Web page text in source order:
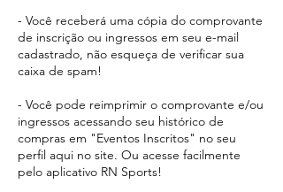
- Você receberá uma cópia do comprovante
de inscrição ou ingressos em seu e-mail
cadastrado, não esqueça de verificar sua
caixa de spam!
- Você pode reimprimir o comprovante e/ou
ingressos acessando seu histórico de
compras em "Eventos Inscritos" no seu
perfil aqui no site. Ou acesse facilmente
pelo aplicativo RN Sports!